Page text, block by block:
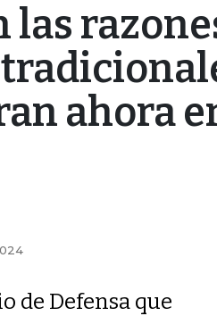
las
ahora
de Defensa que